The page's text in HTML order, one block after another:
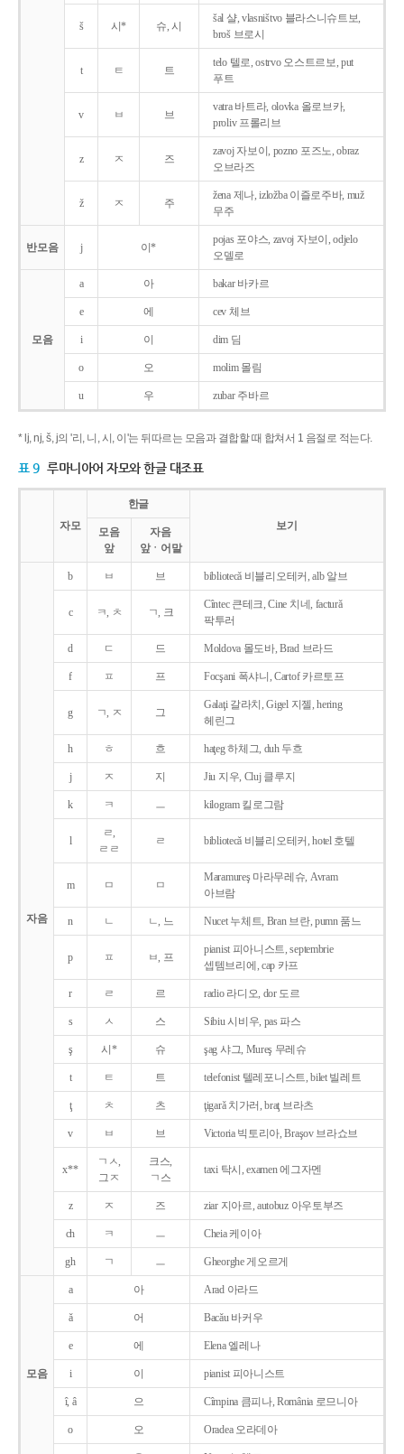
š 시* 슈, 시
šal 샬, vlasništvo 블라스니슈트보,
broš 브로시
t ㅌ 트
telo 텔로, ostrvo 오스트르보, put
푸트
v ㅂ 브
vatra 바트라, olovka 올로브카,
proliv 프롤리브
z ㅈ 즈
zavoj 자보이, pozno 포즈노, obraz
오브라즈
ž ㅈ 주
žena 제나, izložba 이즐로주바, muž
무주
반모음 j 이*
pojas 포야스, zavoj 자보이, odjelo
오델로
모음
a 아 bakar 바카르
e 에 cev 체브
i 이 dim 딤
o 오 molim 몰림
u 우 zubar 주바르
* lj, nj, š, j의 '리, 니, 시, 이'는 뒤따르는 모음과 결합할 때 합쳐서 1 음절로 적는다.
표 9 루마니아어 자모와 한글 대조표
자모
한글
보기
모음
앞
자음
앞ㆍ어말
자음
b ㅂ 브 bibliotecǎ 비블리오테커, alb 알브
c ㅋ, ㅊ ㄱ, 크
Cîntec 큰테크, Cine 치네, facturǎ
팍투러
d ㄷ 드 Moldova 몰도바, Brad 브라드
f ㅍ 프 Focşani 폭샤니, Cartof 카르토프
g ㄱ, ㅈ 그
Galaţi 갈라치, Gigel 지젤, hering
헤린그
h ㅎ 흐 haţeg 하체그, duh 두흐
j ㅈ 지 Jiu 지우, Cluj 클루지
k ㅋ ㅡ kilogram 킬로그람
l
ㄹ,
ㄹㄹ
ㄹ bibliotecǎ 비블리오테커, hotel 호텔
m ㅁ ㅁ
Maramureş 마라무레슈, Avram
아브람
n ㄴ ㄴ, 느 Nucet 누체트, Bran 브란, pumn 품느
p ㅍ ㅂ, 프
pianist 피아니스트, septembrie
셉템브리에, cap 카프
r ㄹ 르 radio 라디오, dor 도르
s ㅅ 스 Sibiu 시비우, pas 파스
ş 시* 슈 şag 샤그, Mureş 무레슈
t ㅌ 트 telefonist 텔레포니스트, bilet 빌레트
ţ ㅊ 츠 ţigarǎ 치가러, braţ 브라츠
v ㅂ 브 Victoria 빅토리아, Braşov 브라쇼브
x**
ㄱㅅ,
그ㅈ
크스,
ㄱ스
taxi 탁시, examen 에그자멘
z ㅈ 즈 ziar 지아르, autobuz 아우토부즈
ch ㅋ ㅡ Cheia 케이아
gh ㄱ ㅡ Gheorghe 게오르게
모음
a 아 Arad 아라드
ǎ 어 Bacǎu 바커우
e 에 Elena 엘레나
i 이 pianist 피아니스트
î, â 으 Cîmpina 큼피나, România 로므니아
o 오 Oradea 오라데아